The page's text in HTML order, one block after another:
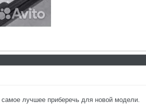
лучшее приберечь для новой модели.